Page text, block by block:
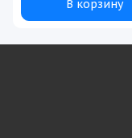
В корзину